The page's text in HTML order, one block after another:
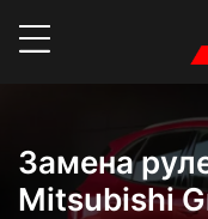
Замена
Mitsubishi